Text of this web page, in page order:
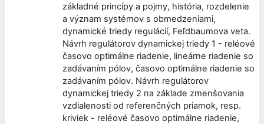
základné princípy a pojmy, história, rozdelenie
a význam systémov s obmedzeniami,
dynamické triedy regulácií, Feľdbaumova veta.
Návrh regulátorov dynamickej triedy 1 - reléové
časovo optimálne riadenie, lineárne riadenie so
zadávaním pólov, časovo optimálne riadenie so
zadávaním pólov. Návrh regulátorov
dynamickej triedy 2 na základe zmenšovania
vzdialenosti od referenčných priamok, resp.
kriviek - reléové časovo optimálne riadenie,